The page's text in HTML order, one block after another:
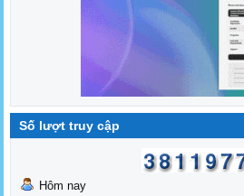
Số lượt truy cập
Hôm nay